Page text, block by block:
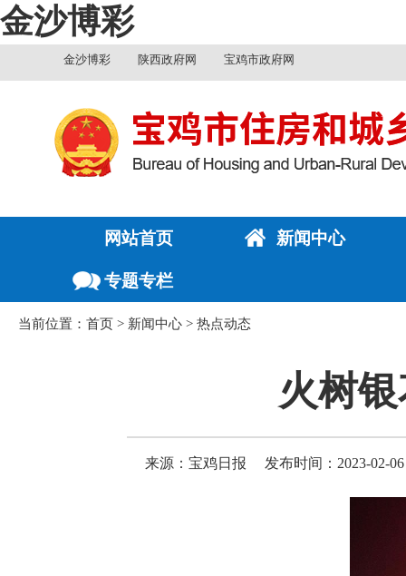
金沙博彩
金沙博彩 陕西政府网 宝鸡市政府网
网站首页 新闻中心
专题专栏
当前位置： 首页 > 新闻中心 > 热点动态
火树
来源：宝鸡日报 发布时间：2023-02-06